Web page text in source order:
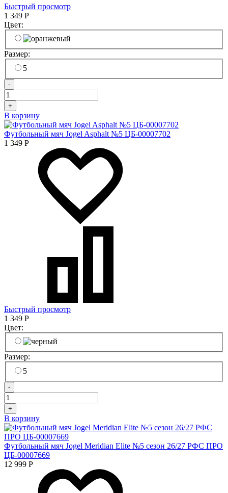
Быстрый просмотр
1 349 Р
Цвет:
Размер:
5
-
+
В корзину
Футбольный мяч Jogel Asphalt №5 ЦБ-00007702
1 349 Р
Быстрый просмотр
1 349 Р
Цвет:
Размер:
5
-
+
В корзину
Футбольный мяч Jogel Meridian Elite №5 сезон 26/27 РФС ПРО
ЦБ-00007669
12 999 Р